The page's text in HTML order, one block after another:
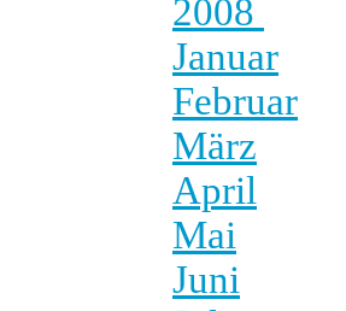
2008
Januar
Februar
März
April
Mai
Juni